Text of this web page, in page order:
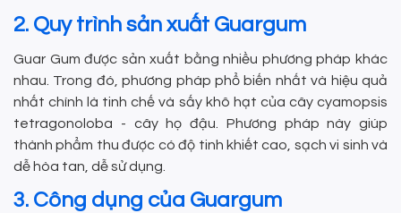
2. Quy trình sản xuất Guargum
Guar Gum được sản xuất bằng nhiều phương pháp khác
nhau. Trong đó, phương pháp phổ biến nhất và hiệu quả
nhất chính là tinh chế và sấy khô hạt của cây cyamopsis
tetragonoloba - cây họ đậu. Phương pháp này giúp
thành phẩm thu được có độ tinh khiết cao, sạch vi sinh và
dễ hòa tan, dễ sử dụng.
3. Công dụng của Guargum